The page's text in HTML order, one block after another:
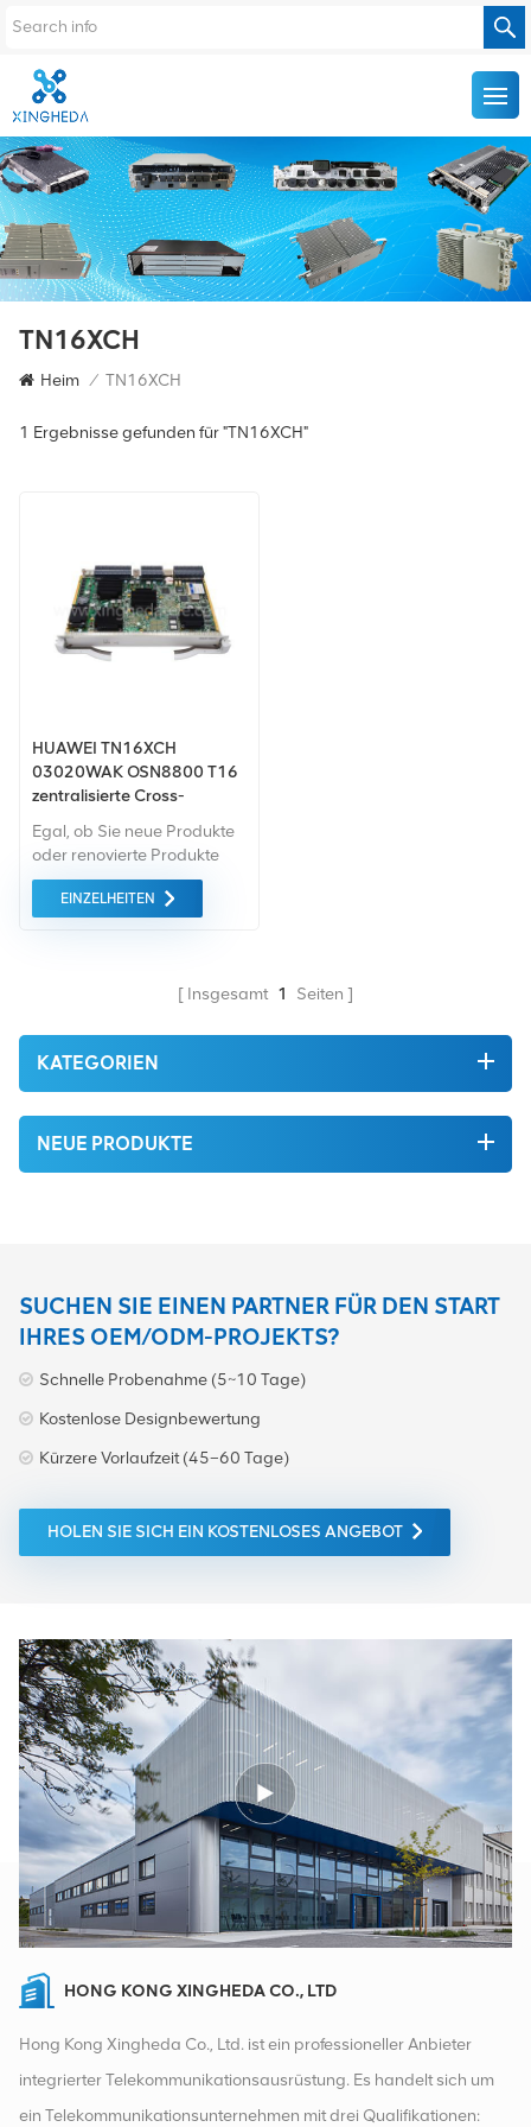
TN16XCH
Heim / TN16XCH
1 Ergebnisse gefunden für "TN16XCH"
HUAWEI TN16XCH
03020WAK OSN8800 T16
zentralisierte Cross-
Egal, ob Sie neue Produkte
oder renovierte Produkte
benötigen, wir kümmern uns
um alles Garantie als
wird zum bestmöglichen
EINZELHEITEN
Insgesamt 1 Seiten
KATEGORIEN
NEUE PRODUKTE
SUCHEN SIE EINEN PARTNER FÜR DEN START
IHRES OEM/ODM-PROJEKTS?
Schnelle Probenahme (5~10 Tage)
Kostenlose Designbewertung
Kürzere Vorlaufzeit (45–60 Tage)
HOLEN SIE SICH EIN KOSTENLOSES ANGEBOT
HONG KONG XINGHEDA CO., LTD
Hong Kong Xingheda Co., Ltd. ist ein professioneller Anbieter
integrierter Telekommunikationsausrüstung. Es handelt sich um
ein Telekommunikationsunternehmen mit drei Qualifikationen: